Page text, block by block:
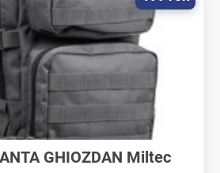
GHIOZDAN Miltec